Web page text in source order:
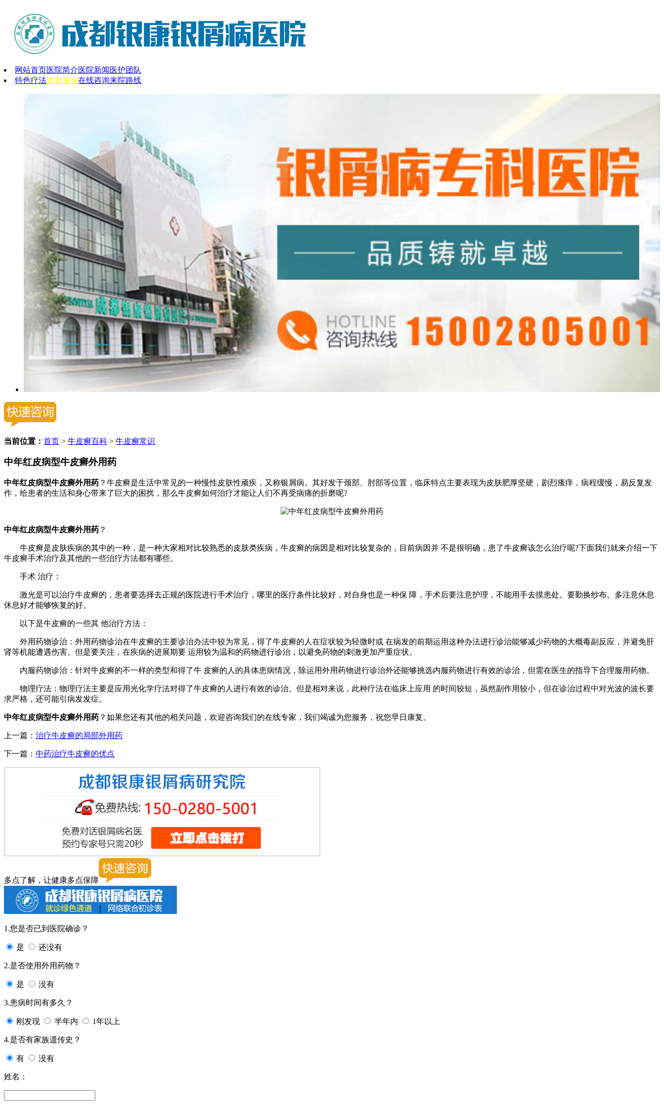
网站首页医院简介医院新闻 医护团队
特色疗法康复案例在线咨询来院路线
当前位置： 首页 > 牛皮癣百科 > 牛皮癣常识
中年红皮病型牛皮癣外用药
中年红皮病型牛皮癣外用药 ？牛皮癣是生活中常见的一种慢性皮肤性顽疾，又称银屑病。其好发于颈部、肘部等位置，临床特点主要表现为皮肤肥厚坚硬，剧烈瘙痒，病程缓慢，易反复发
作，给患者的生活和身心带来了巨大的困扰，那么牛皮癣如何治疗才能让人们不再受病痛的折磨呢?
中年红皮病型牛皮癣外用药 ？
牛皮癣是皮肤疾病的其中的一种，是一种大家相对比较熟悉的皮肤类疾病，牛皮癣的病因是相对比较复杂的，目前病因并 不是很明确，患了牛皮癣该怎么治疗呢?下面我们就来介绍一下
牛皮癣手术治疗及其他的一些治疗方法都有哪些。
手术 治疗：
激光是可以治疗牛皮癣的，患者要选择去正规的医院进行手术治疗，哪里的医疗条件比较好，对自身也是一种保 障，手术后要注意护理，不能用手去摸患处。要勤换纱布。多注意休息
休息好才能够恢复的好。
以下是牛皮癣的一些其 他治疗方法：
外用药物诊治：外用药物诊治在牛皮癣的主要诊治办法中较为常见，得了牛皮癣的人在症状较为轻微时或 在病发的前期运用这种办法进行诊治能够减少药物的大概毒副反应，并避免肝
肾等机能遭遇伤害。但是要关注，在疾病的进展期要 运用较为温和的药物进行诊治，以避免药物的刺激更加严重症状。
内服药物诊治：针对牛皮癣的不一样的类型和得了牛 皮癣的人的具体患病情况，除运用外用药物进行诊治外还能够挑选内服药物进行有效的诊治，但需在医生的指导下合理服用药物。
物理疗法：物理疗法主要是应用光化学疗法对得了牛皮癣的人进行有效的诊治。但是相对来说，此种疗法在临床上应用 的时间较短，虽然副作用较小，但在诊治过程中对光波的波长要
求严格，还可能引病发发症。
中年红皮病型牛皮癣外用药 ？如果您还有其他的相关问题，欢迎咨询我们的在线专家，我们竭诚为您服务，祝您早日康复。
上一篇： 治疗牛皮癣的局部外用药
下一篇： 中药治疗牛皮癣的优点
多点了解，让健康多点保障
1.您是否已到医院确诊？
是 还没有
2.是否使用外用药物？
是 没有
3.患病时间有多久？
刚发现 半年内 1年以上
4.是否有家族遗传史？
有 没有
姓名：